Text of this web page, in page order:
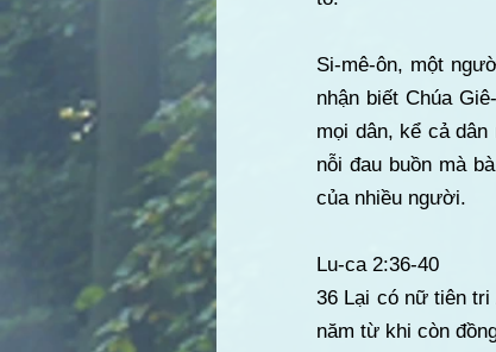
Si-mê-ôn, một
nhận biết Chúa
mọi dân, kể cả
nỗi đau buồn mà
của nhiều người.
Lu-ca 2:36-40
36 Lại có nữ tiên tri
năm từ khi còn